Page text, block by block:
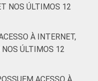
e
2
NOS ÚLTIMOS 12
À INTERNET,
ÚLTIMOS 12